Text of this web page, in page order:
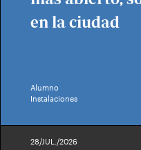
en la ciudad
Alumno
Instalaciones
28/JUL./2026